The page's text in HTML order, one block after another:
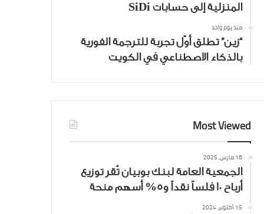
المنزلية إلى حسابات SiDi
منذ يوم واحد
“زين” تطلق أوّل تجربة للترجمة الفورية
بالذكاء الاصطناعي في الكويت
Most Viewed
16 مارس، 2025
الجمعية العامة لبنك بوبيان تُقر توزيع
أرباح 10 فلساً نقداً و5% أسهم منحة
15 أكتوبر، 2024